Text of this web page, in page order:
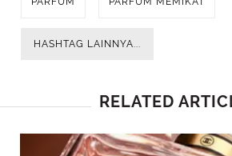
HASHTAG LAINNYA...
RELATED